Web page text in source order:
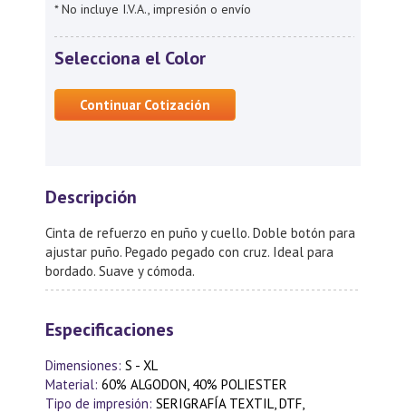
* No incluye I.V.A., impresión o envío
Selecciona el Color
Continuar Cotización
Descripción
Cinta de refuerzo en puño y cuello. Doble botón para
ajustar puño. Pegado pegado con cruz. Ideal para
bordado. Suave y cómoda.
Especificaciones
Dimensiones: S - XL
Material: 60% ALGODON, 40% POLIESTER
Tipo de impresión: SERIGRAFÍA TEXTIL, DTF,